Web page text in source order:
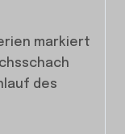
markiert
des